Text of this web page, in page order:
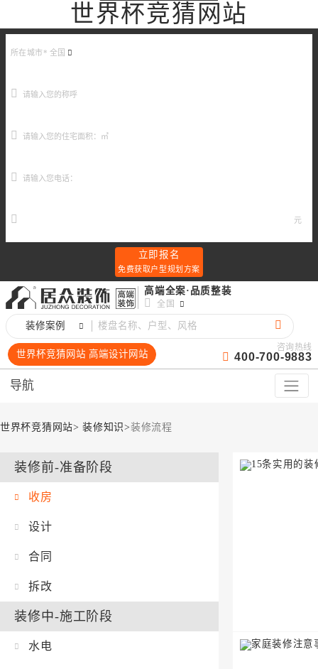
世界杯竞猜网站
所在城市* 全国
元
立即报名
免费获取户型规划方案
高端全案·品质整装
全国
装修案例
世界杯竞猜网站 高端设计网站
咨询热线
400-700-9883
导航
世界杯竞猜网站> 装修知识>装修流程
装修前-准备阶段
收房
设计
合同
拆改
装修中-施工阶段
水电